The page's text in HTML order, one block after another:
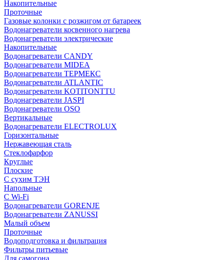
Накопительные
Проточные
Газовые колонки с розжигом от батареек
Водонагреватели косвенного нагрева
Водонагреватели электрические
Накопительные
Водонагреватели CANDY
Водонагреватели MIDEA
Водонагреватели ТЕРМЕКС
Водонагреватели ATLANTIC
Водонагреватели KOTITONTTU
Водонагреватели JASPI
Водонагреватели OSO
Вертикальные
Водонагреватели ELECTROLUX
Горизонтальные
Нержавеющая сталь
Стеклофарфор
Круглые
Плоские
С сухим ТЭН
Напольные
С Wi-Fi
Водонагреватели GORENJE
Водонагреватели ZANUSSI
Малый объем
Проточные
Водоподготовка и фильтрация
Фильтры питьевые
Для самогона